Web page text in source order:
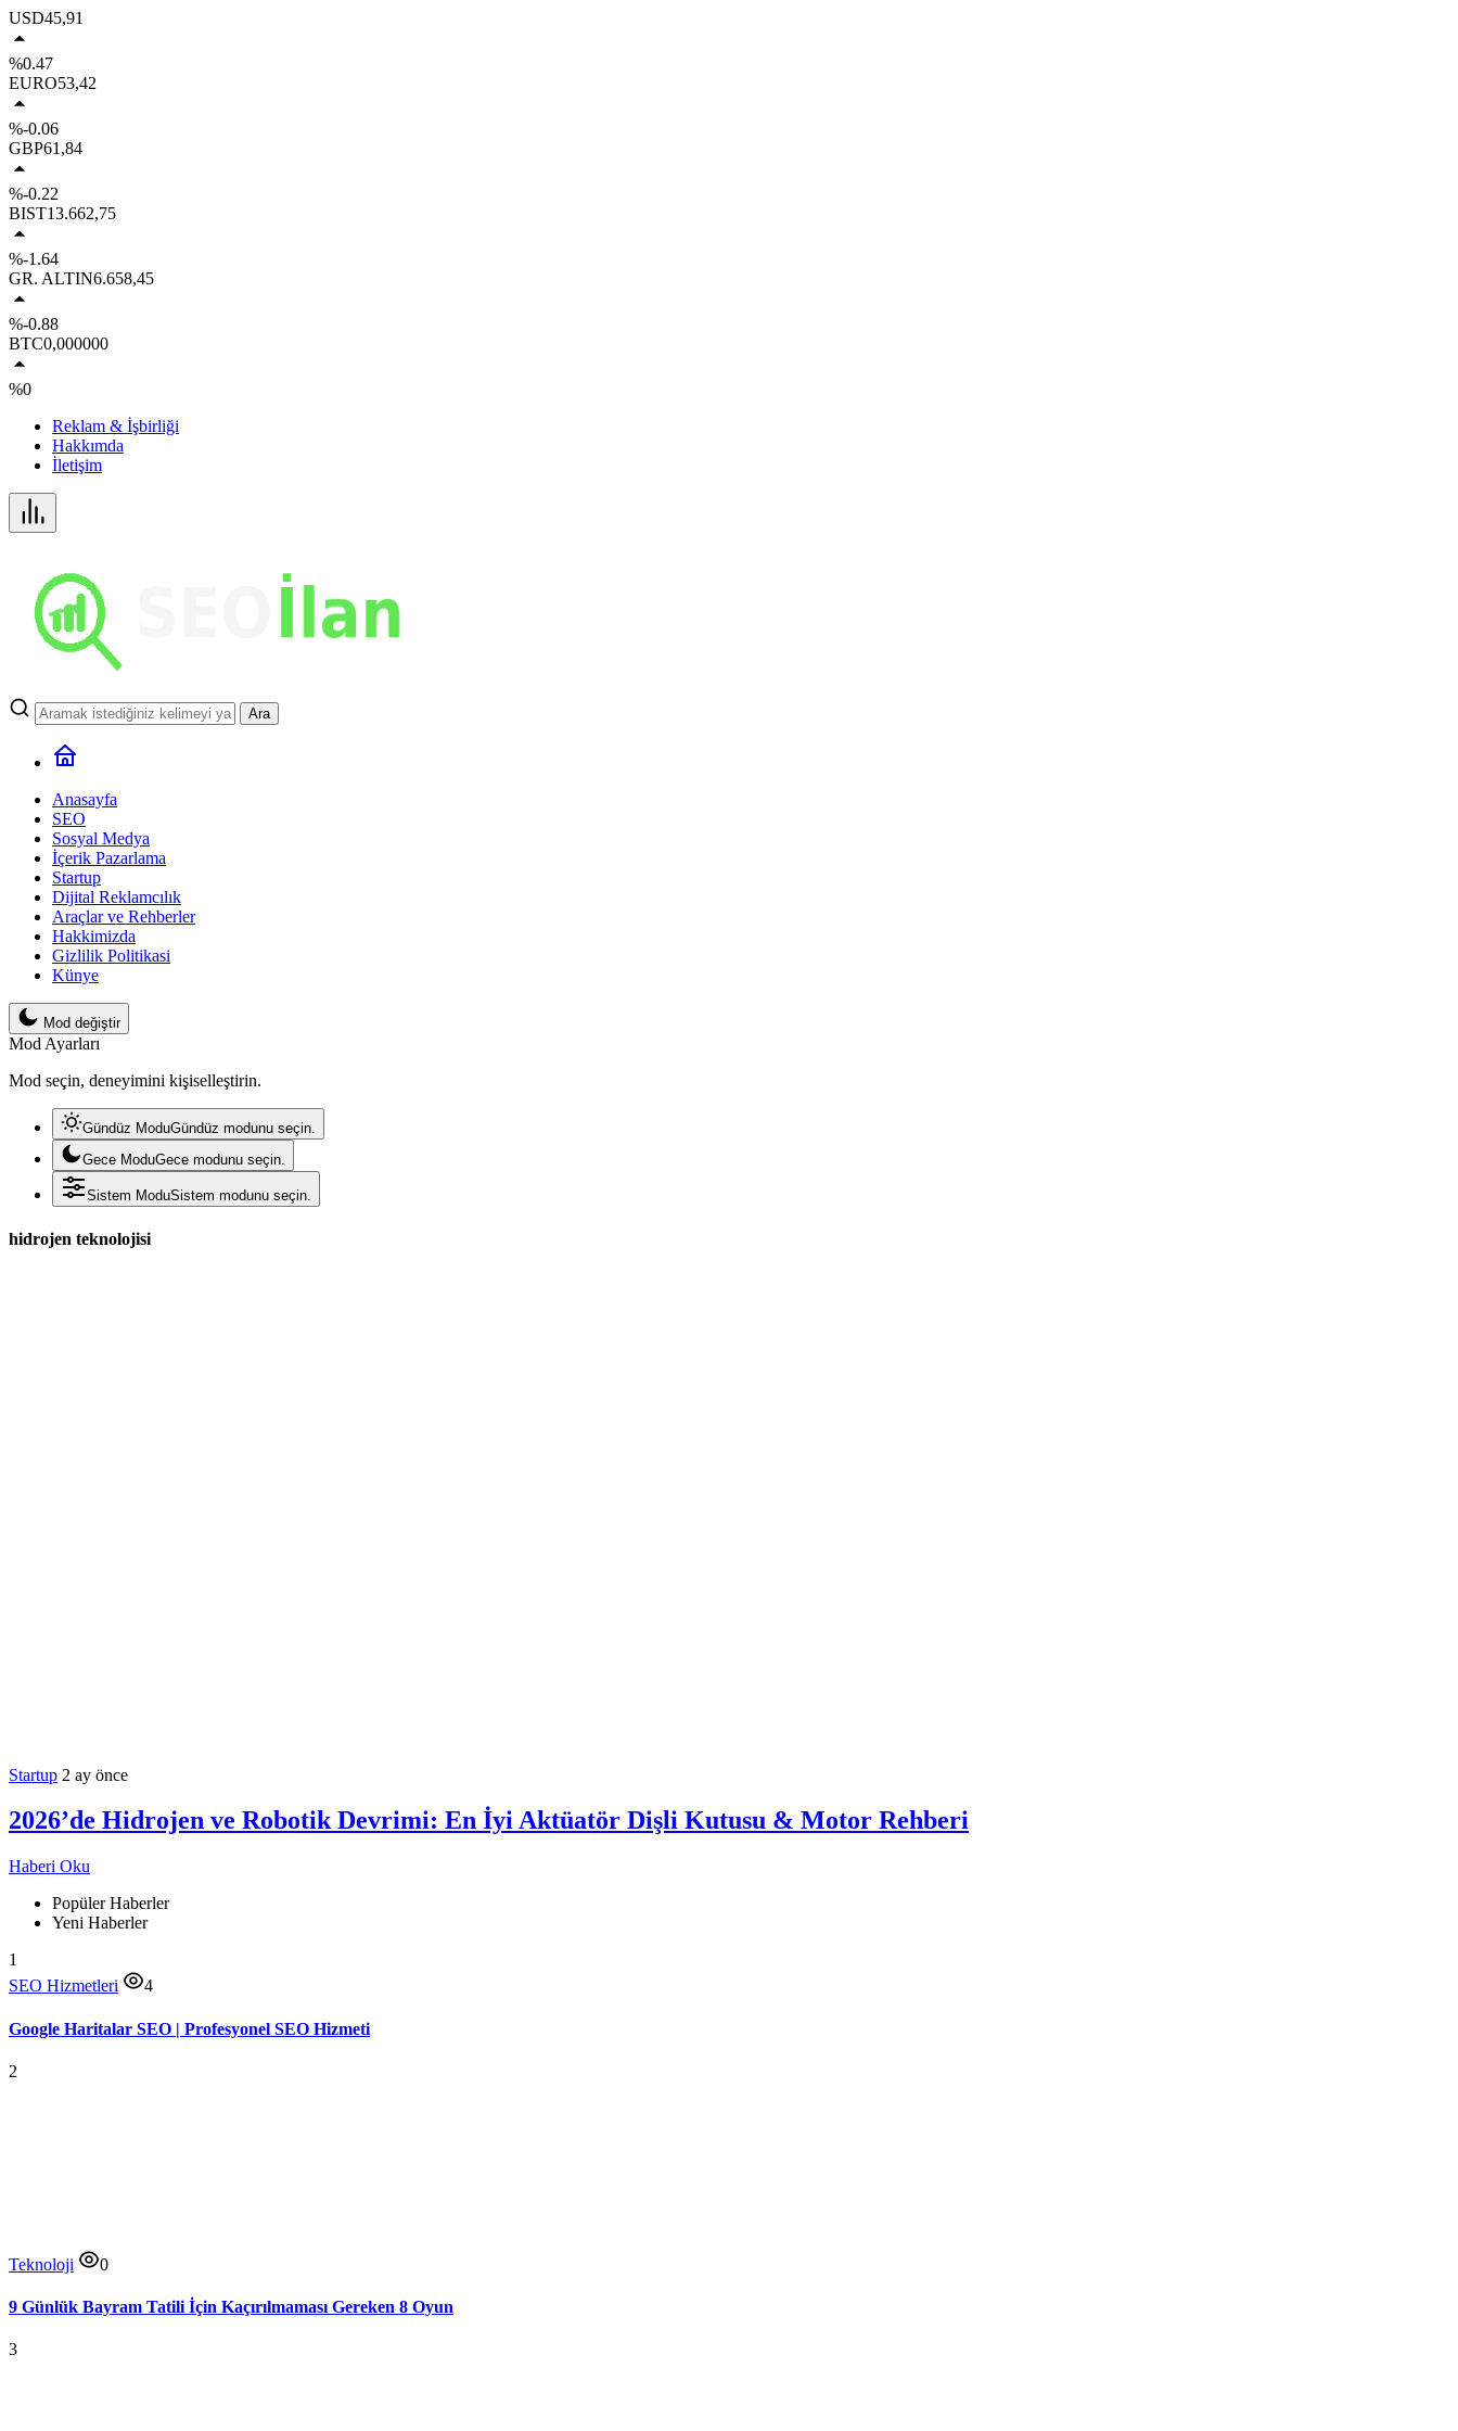
USD45,91
%0.47
EURO53,42
%-0.06
GBP61,84
%-0.22
BIST13.662,75
%-1.64
GR. ALTIN6.658,45
%-0.88
BTC0,000000
%0
Reklam & İşbirliği
Hakkımda
İletişim
Ara
Anasayfa
SEO
Sosyal Medya
İçerik Pazarlama
Startup
Dijital Reklamcılık
Araçlar ve Rehberler
Hakkimizda
Gizlilik Politikasi
Künye
Mod değiştir
Mod Ayarları
Mod seçin, deneyimini kişiselleştirin.
Gündüz ModuGündüz modunu seçin.
Gece ModuGece modunu seçin.
Sistem ModuSistem modunu seçin.
hidrojen teknolojisi
Startup 2 ay önce
2026’de Hidrojen ve Robotik Devrimi: En İyi Aktüatör Dişli Kutusu & Motor Rehberi
Haberi Oku
Popüler Haberler
Yeni Haberler
1
SEO Hizmetleri
4
Google Haritalar SEO | Profesyonel SEO Hizmeti
2
Teknoloji 0
9 Günlük Bayram Tatili İçin Kaçırılmaması Gereken 8 Oyun
3